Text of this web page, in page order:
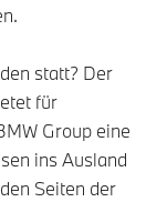
statt? Der
für
Group eine
ins Ausland
Seiten der